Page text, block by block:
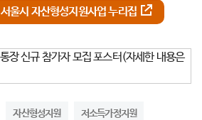
서울시 자산형성지원사업 누리집
자산형성지원 저소득가정지원